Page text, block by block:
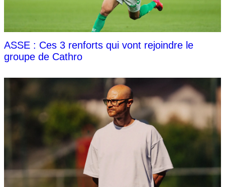
ASSE : Ces 3 renforts qui vont rejoindre le
groupe de Cathro